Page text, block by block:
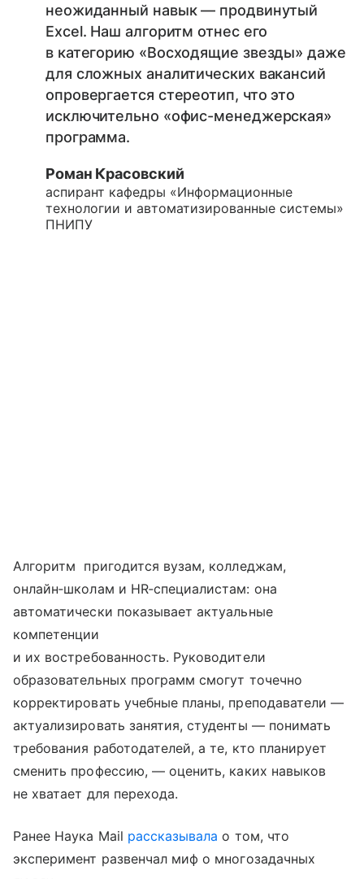
неожиданный навык — продвинутый
Excel. Наш алгоритм отнес его
в категорию «Восходящие звезды» даже
для сложных аналитических вакансий
опровергается стереотип, что это
исключительно «офис-менеджерская»
программа.
Роман Красовский
аспирант кафедры «Информационные
технологии и автоматизированные системы»
ПНИПУ
Алгоритм пригодится вузам, колледжам,
онлайн‑школам и HR‑специалистам: она
автоматически показывает актуальные
компетенции
и их востребованность. Руководители
образовательных программ смогут точечно
корректировать учебные планы, преподаватели —
актуализировать занятия, студенты — понимать
требования работодателей, а те, кто планирует
сменить профессию, — оценить, каких навыков
не хватает для перехода.
Ранее Наука Mail рассказывала о том, что
эксперимент развенчал миф о многозадачных